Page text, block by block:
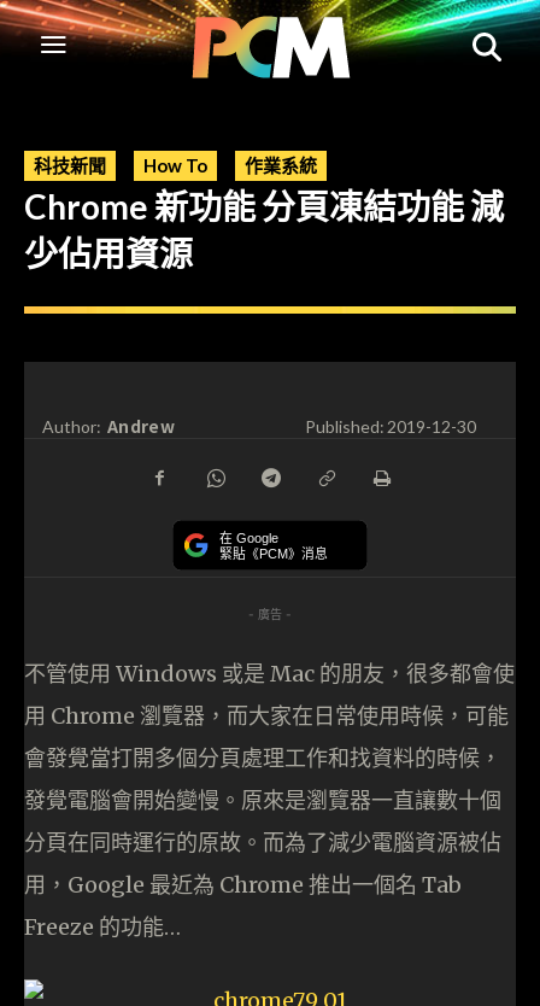
科技新聞 How To 作業系統
Chrome 新功能 分頁凍結功能 減
少佔用資源
Author: Andrew Published:2019-12-30
在 Google
緊貼《PCM》消息
- 廣告 -
不管使用 Windows 或是 Mac 的朋友，很多都會使
用 Chrome 瀏覽器，而大家在日常使用時候，可能
會發覺當打開多個分頁處理工作和找資料的時候，
發覺電腦會開始變慢。原來是瀏覽器一直讓數十個
分頁在同時運行的原故。而為了減少電腦資源被佔
用，Google 最近為 Chrome 推出一個名 Tab
Freeze 的功能…